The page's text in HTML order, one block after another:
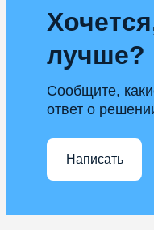
лучше?
Сообщите,
ответ о
Написать